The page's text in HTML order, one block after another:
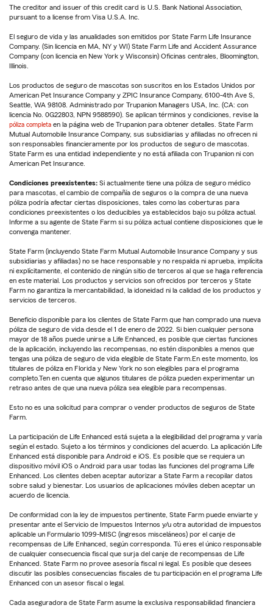
The creditor and issuer of this credit card is U.S. Bank National Association,
pursuant to a license from Visa U.S.A. Inc.
El seguro de vida y las anualidades son emitidos por State Farm Life Insurance
Company. (Sin licencia en MA, NY y WI) State Farm Life and Accident Assurance
Company (con licencia en New York y Wisconsin) Oficinas centrales, Bloomington,
Illinois.
Los productos de seguro de mascotas son suscritos en los Estados Unidos por
American Pet Insurance Company y ZPIC Insurance Company, 6100-4th Ave S,
Seattle, WA 98108. Administrado por Trupanion Managers USA, Inc. (CA: con
licencia No. 0G22803, NPN 9588590). Se aplican términos y condiciones, revise la
póliza completa en la página web de Trupanion para obtener detalles. State Farm
Mutual Automobile Insurance Company, sus subsidiarias y afiliadas no ofrecen ni
son responsables financieramente por los productos de seguro de mascotas.
State Farm es una entidad independiente y no está afiliada con Trupanion ni con
American Pet Insurance.
Condiciones preexistentes: Si actualmente tiene una póliza de seguro médico
para mascotas, el cambio de compañía de seguros o la compra de una nueva
póliza podría afectar ciertas disposiciones, tales como las coberturas para
condiciones preexistentes o los deducibles ya establecidos bajo su póliza actual.
Informe a su agente de State Farm si su póliza actual contiene disposiciones que le
convenga mantener.
State Farm (incluyendo State Farm Mutual Automobile Insurance Company y sus
subsidiarias y afiliadas) no se hace responsable y no respalda ni aprueba, implícita
ni explícitamente, el contenido de ningún sitio de terceros al que se haga referencia
en este material. Los productos y servicios son ofrecidos por terceros y State
Farm no garantiza la mercantabilidad, la idoneidad ni la calidad de los productos y
servicios de terceros.
Beneficio disponible para los clientes de State Farm que han comprado una nueva
póliza de seguro de vida desde el 1 de enero de 2022. Si bien cualquier persona
mayor de 18 años puede unirse a Life Enhanced, es posible que ciertas funciones
de la aplicación, incluyendo las recompensas, no estén disponibles a menos que
tengas una póliza de seguro de vida elegible de State Farm.En este momento, los
titulares de póliza en Florida y New York no son elegibles para el programa
completo.Ten en cuenta que algunos titulares de póliza pueden experimentar un
retraso antes de que una nueva póliza sea elegible para recompensas.
Esto no es una solicitud para comprar o vender productos de seguros de State
Farm.
La participación de Life Enhanced está sujeta a la elegibilidad del programa y varía
según el estado. Sujeto a los términos y condiciones del acuerdo. La aplicación Life
Enhanced está disponible para Android e iOS. Es posible que se requiera un
dispositivo móvil iOS o Android para usar todas las funciones del programa Life
Enhanced. Los clientes deben aceptar autorizar a State Farm a recopilar datos
sobre salud y bienestar. Los usuarios de aplicaciones móviles deben aceptar un
acuerdo de licencia.
De conformidad con la ley de impuestos pertinente, State Farm puede enviarte y
presentar ante el Servicio de Impuestos Internos y/u otra autoridad de impuestos
aplicable un Formulario 1099-MISC (ingresos misceláneos) por el canje de
recompensas de Life Enhanced, según corresponda. Tú eres el único responsable
de cualquier consecuencia fiscal que surja del canje de recompensas de Life
Enhanced. State Farm no provee asesoría fiscal ni legal. Es posible que desees
discutir las posibles consecuencias fiscales de tu participación en el programa Life
Enhanced con un asesor fiscal o legal.
Cada aseguradora de State Farm asume la exclusiva responsabilidad financiera